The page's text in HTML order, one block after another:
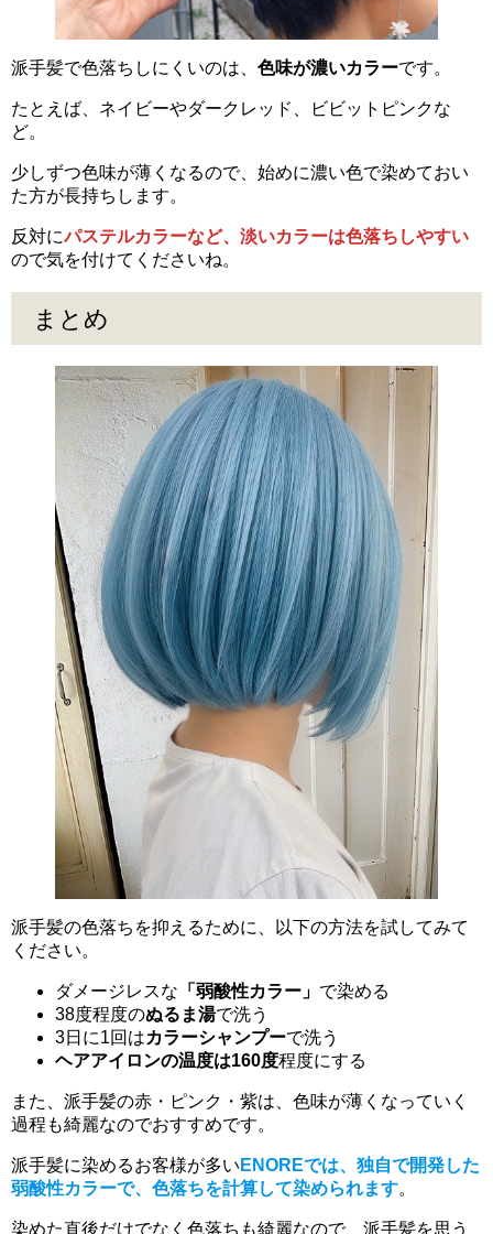
派手髪で色落ちしにくいのは、 色味が濃いカラーです。
たとえば、ネイビーやダークレッド、ビビットピンクな
ど。
少しずつ色味が薄くなるので、始めに濃い色で染めておい
た方が長持ちします。
反対にパステルカラーなど、淡いカラーは色落ちしやすい
ので気を付けてくださいね。
まとめ
派手髪の色落ちを抑えるために、以下の方法を試してみて
ください。
ダメージレスな 「弱酸性カラー」 で染める
38度程度のぬるま湯で洗う
3日に1回はカラーシャンプーで洗う
ヘアアイロンの温度は160度程度にする
また、派手髪の赤・ピンク・紫は、色味が薄くなっていく
過程も綺麗なのでおすすめです。
派手髪に染めるお客様が多い ENOREでは、独自で開発した
弱酸性カラーで、色落ちを計算して染められます。
染めた直後だけでなく色落ちも綺麗なので、派手髪を思う